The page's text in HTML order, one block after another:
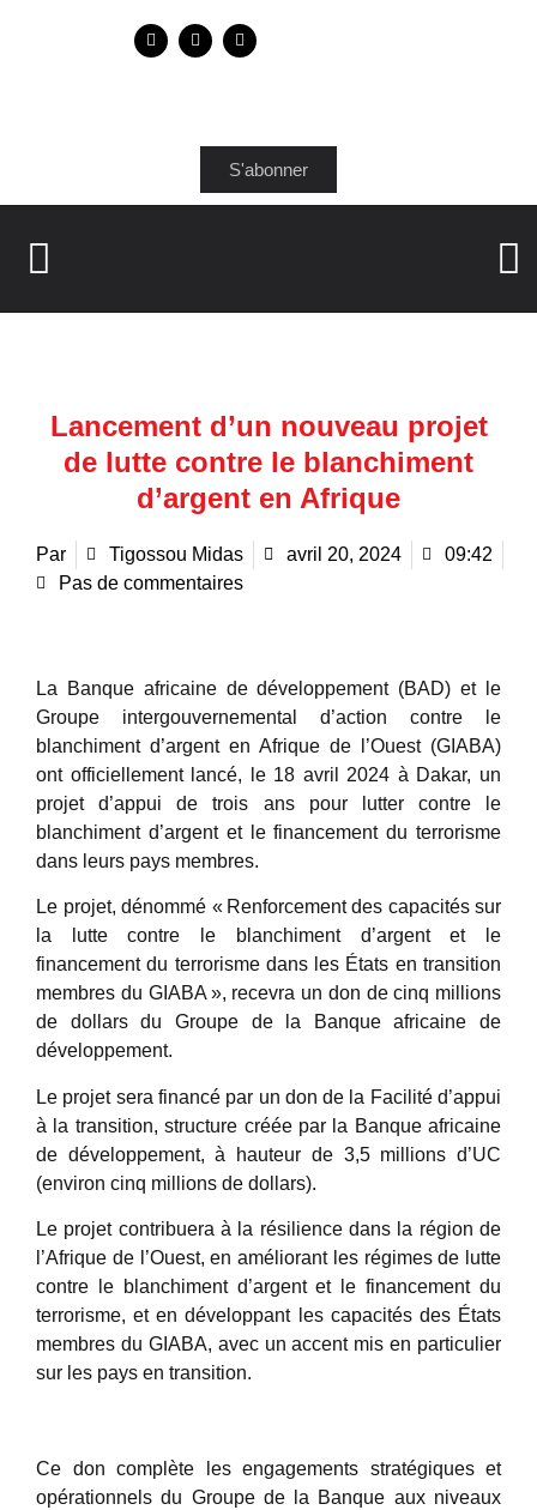
S'abonner
Lancement d’un nouveau projet
de lutte contre le blanchiment
d’argent en Afrique
Par Tigossou Midas avril 20, 2024
09:42
Pas de commentaires
La Banque africaine de développement (BAD) et le
Groupe intergouvernemental d’action contre le
blanchiment d’argent en Afrique de l’Ouest (GIABA)
ont officiellement lancé, le 18 avril 2024 à Dakar, un
projet d’appui de trois ans pour lutter contre le
blanchiment d’argent et le financement du terrorisme
dans leurs pays membres.
Le projet, dénommé « Renforcement des capacités sur
la lutte contre le blanchiment d’argent et le
financement du terrorisme dans les États en transition
membres du GIABA », recevra un don de cinq millions
de dollars du Groupe de la Banque africaine de
développement.
Le projet sera financé par un don de la Facilité d’appui
à la transition, structure créée par la Banque africaine
de développement, à hauteur de 3,5 millions d’UC
(environ cinq millions de dollars).
Le projet contribuera à la résilience dans la région de
l’Afrique de l’Ouest, en améliorant les régimes de lutte
contre le blanchiment d’argent et le financement du
terrorisme, et en développant les capacités des États
membres du GIABA, avec un accent mis en particulier
sur les pays en transition.
Ce don complète les engagements stratégiques et
opérationnels du Groupe de la Banque aux niveaux